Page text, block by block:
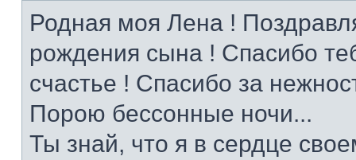
Родная моя Лена !
рождения сына ! Спасибо
счастье ! Спасибо за
Порою бессонные ночи...
Ты знай, что я в сердце